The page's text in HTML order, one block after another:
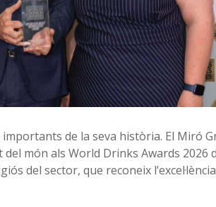
de la seva història. El Miró
món als World Drinks Awards 2026
del sector, que reconeix